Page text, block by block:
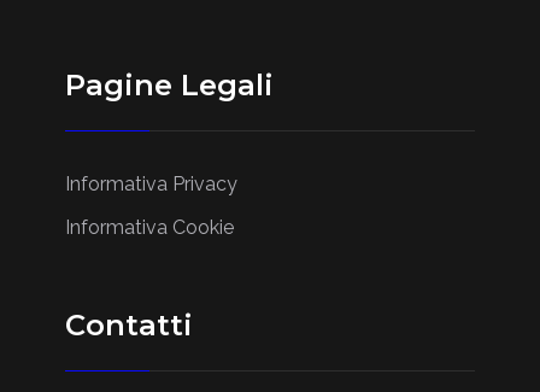
Pagine Legali
Informativa Privacy
Informativa Cookie
Contatti